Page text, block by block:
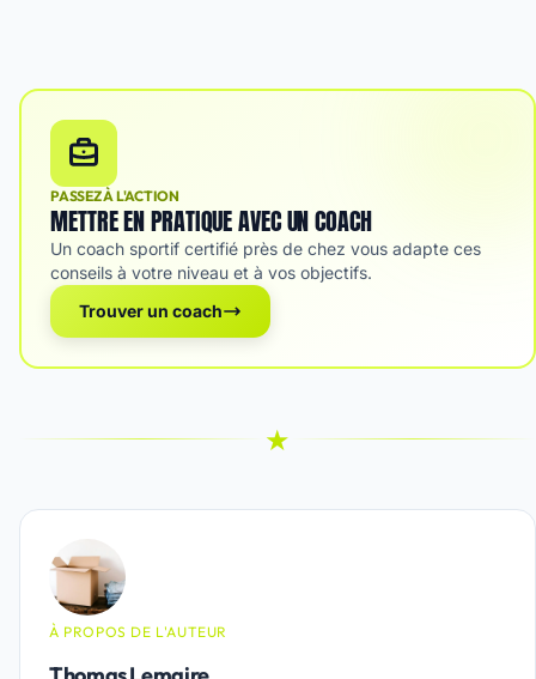
PASSEZ À L'ACTION
METTRE EN PRATIQUE AVEC UN COACH
Un coach sportif certifié près de chez vous adapte ces
conseils à votre niveau et à vos objectifs.
Trouver un coach
★
À PROPOS DE L'AUTEUR